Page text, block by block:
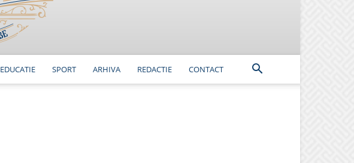
EDUCATIE SPORT ARHIVA REDACTIE CONTACT